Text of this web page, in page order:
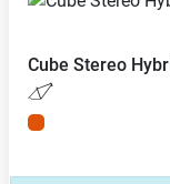
Cube Stereo